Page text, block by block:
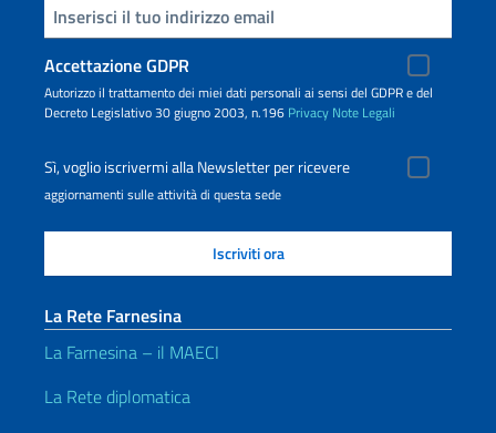
Inserisci la tua email
Accettazione GDPR
Autorizzo il trattamento dei miei dati personali ai sensi del GDPR e del
Decreto Legislativo 30 giugno 2003, n.196 Privacy Note Legali
Sì, voglio iscrivermi alla Newsletter per ricevere
aggiornamenti sulle attività di questa sede
La Rete Farnesina
La Farnesina – il MAECI
La Rete diplomatica